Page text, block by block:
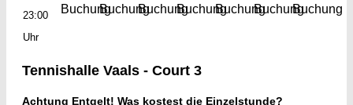
23:00
Uhr
BuchungBuchungBuchungBuchungBuchungBuchungBuchung
Tennishalle Vaals - Court 3
Achtung Entgelt! Was kostest die Einzelstunde?